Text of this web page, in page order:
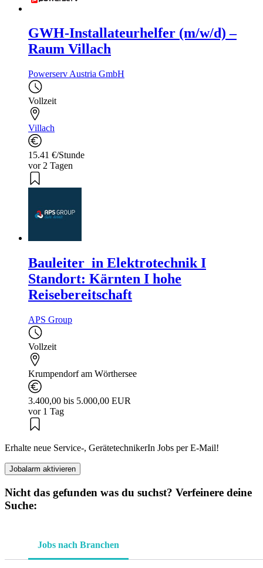
GWH-Installateurhelfer (m/w/d) –
Raum Villach
Powerserv Austria GmbH
Vollzeit
Villach
15.41 €/Stunde
vor 2 Tagen
Bauleiter_in Elektrotechnik I
Standort: Kärnten I hohe
Reisebereitschaft
APS Group
Vollzeit
Krumpendorf am Wörthersee
3.400,00 bis 5.000,00 EUR
vor 1 Tag
Erhalte neue Service-, GerätetechnikerIn Jobs per E-Mail!
Jobalarm aktivieren
Nicht das gefunden was du suchst? Verfeinere deine
Suche:
Jobs nach Branchen